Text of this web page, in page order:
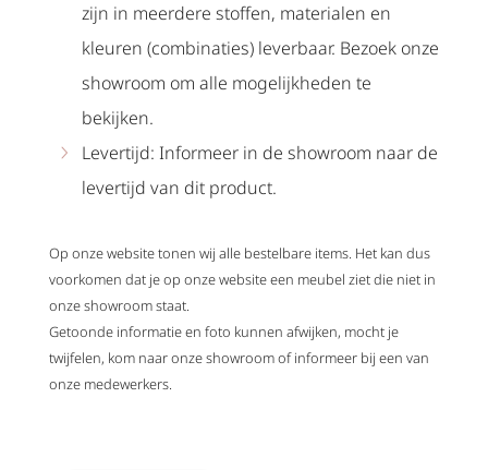
zijn in meerdere stoffen, materialen en
kleuren (combinaties) leverbaar. Bezoek onze
showroom om alle mogelijkheden te
bekijken.
Levertijd: Informeer in de showroom naar de
levertijd van dit product.
Op onze website tonen wij alle bestelbare items. Het kan dus
voorkomen dat je op onze website een meubel ziet die niet in
onze showroom staat.
Getoonde informatie en foto kunnen afwijken, mocht je
twijfelen, kom naar onze showroom of informeer bij een van
onze medewerkers.